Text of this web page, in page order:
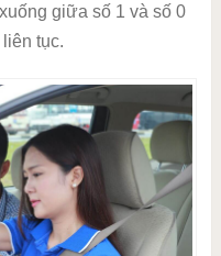
giữa số 1 và số 0
tục.